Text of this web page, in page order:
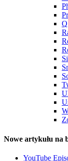
Nowe artykułu na
YouTube